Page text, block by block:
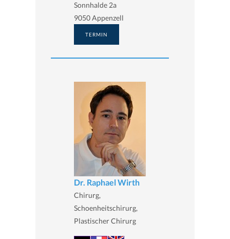
Sonnhalde 2a
9050 Appenzell
TERMIN
Dr. Raphael Wirth
Chirurg,
Schoenheitschirurg,
Plastischer Chirurg